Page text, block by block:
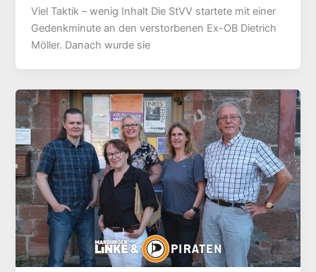
Viel Taktik – wenig Inhalt Die StVV startete mit einer
Gedenkminute an den verstorbenen Ex-OB Dietrich
Möller. Danach wurde sie